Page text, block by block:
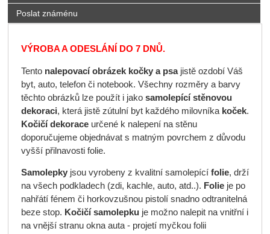
Poslat známénu
VÝROBA A ODESLÁNÍ DO 7 DNŮ.
Tento nalepovací obrázek kočky a psa jistě ozdobí Váš
byt, auto, telefon či notebook. Všechny rozměry a barvy
těchto obrázků lze použít i jako samolepící stěnovou
dekoraci, která jistě zútulní byt každého milovníka koček.
Kočičí dekoraceurčené k nalepení na stěnu
doporučujeme objednávat s matným povrchem z důvodu
vyšší přilnavosti folie.
Samolepkyjsou vyrobeny z kvalitní samolepící folie, drží
na všech podkladech (zdi, kachle, auto, atd..). Folieje po
nahřátí fénem či horkovzušnou pistolí snadno odtranitelná
beze stop. Kočičí samolepkuje možno nalepit na vnitřní i
na vnější stranu okna auta - projetí myčkou folii